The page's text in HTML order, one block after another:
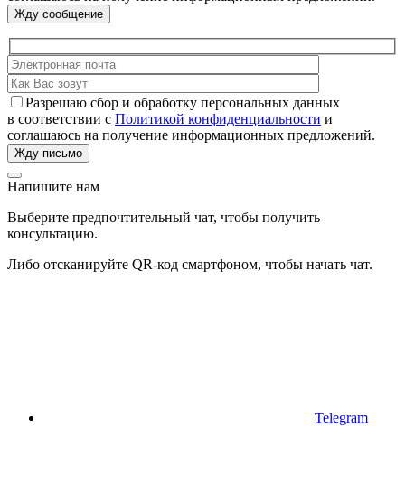
Разрешаю сбор и обработку персональных данных
в соответствии с Политикой конфиденциальности и
соглашаюсь на получение информационных предложений.
Напишите нам
Выберите предпочтительный чат, чтобы получить
консультацию.
Либо отсканируйте QR-код смартфоном, чтобы начать чат.
Telegram